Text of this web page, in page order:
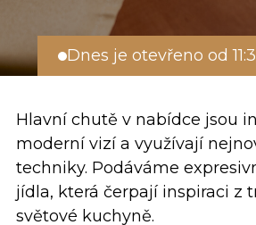
Dnes je otevřeno od
Hlavní chutě v nabídce jsou
moderní vizí a využívají
techniky. Podáváme
jídla, která čerpají inspiraci z
světové kuchyně.